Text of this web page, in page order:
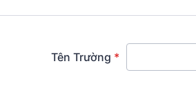
Tên Trường *